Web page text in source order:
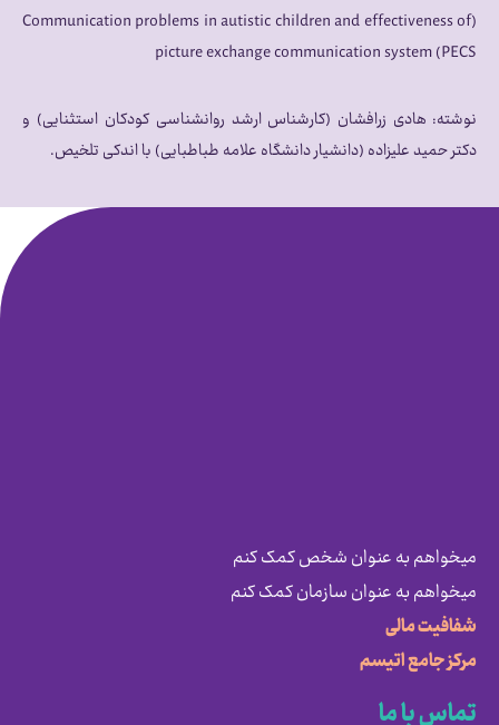
(Communication problems in autistic children and effectiveness of
picture exchange communication system (PECS
نوشته: هادی زرافشان (کارشناس ارشد روانشناسی کودکان استثنایی) و
دکتر حمید علیزاده (دانشیار دانشگاه علامه طباطبایی) با اندکی تلخیص.
میخواهم به عنوان شخص کمک کنم
میخواهم به عنوان سازمان کمک کنم
شفافیت مالی
مرکز جامع اتیسم
تماس با ما